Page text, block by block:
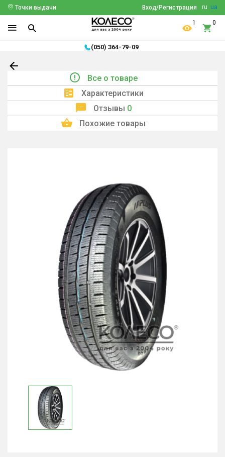
ru ua
Вход/Регистрация
Точки выдачи
1 0
(050) 364-79-09
Все о товаре
Характеристики
Отзывы 0
Похожие товары